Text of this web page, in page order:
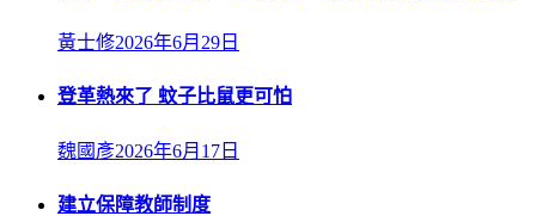
黃士修2026年6月29日
登革熱來了 蚊子比鼠更可怕
魏國彥2026年6月17日
建立保障教師制度